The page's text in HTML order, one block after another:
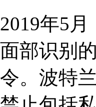
2019年5
面部识别
令。波特